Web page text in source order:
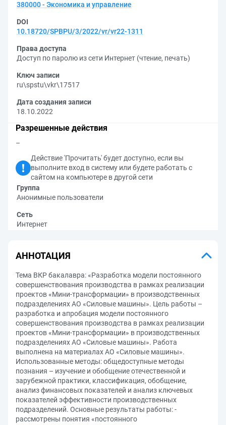
380000 - Экономика и управление
DOI
10.18720/SPBPU/3/2022/vr/vr22-1311
Права доступа
Доступ по паролю из сети Интернет (чтение, печать)
Ключ записи
ru\spstu\vkr\17517
Дата создания записи
18.10.2022
Разрешенные действия
–
Действие 'Прочитать' будет доступно, если вы
выполните вход в систему или будете работать с
сайтом на компьютере в другой сети
Группа
Анонимные пользователи
Сеть
Интернет
АННОТАЦИЯ
Тема ВКР бакалавра: «Разработка модели постоянного
совершенствования производства в рамках реализации
проектов «Мини-трансформации» в производственных
подразделениях АО «Силовые машины». Цель работы –
разработка и апробация модели постоянного
совершенствования производства в рамках реализации
проектов «Мини-трансформации» в производственных
подразделениях АО «Силовые машины». Работа
выполнена на материалах АО «Силовые машины».
Использованные методы: общедоступные методы
познания – изучение и обобщение отечественной и
зарубежной практики, классификация, обобщение,
анализ финансовых показателей и анализ ключевых
показателей эффективности производственных
подразделений. Основные результаты работы: -
рассмотрены понятия «постоянного